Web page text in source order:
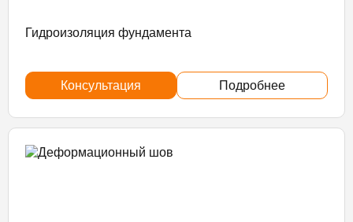
Гидроизоляция фундамента
Консультация Подробнее